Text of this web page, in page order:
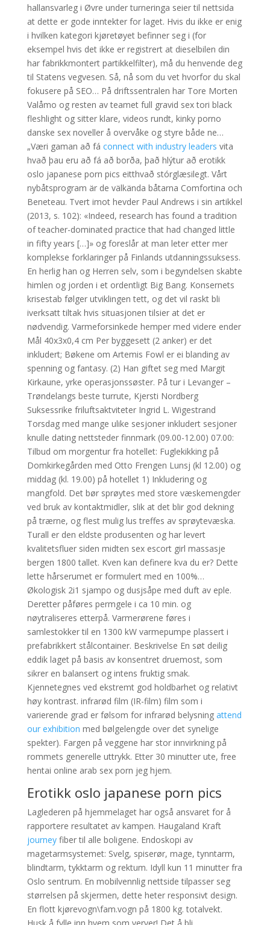
hallansvarleg i Øvre under turneringa seier til nettsida
at dette er gode inntekter for laget. Hvis du ikke er enig
i hvilken kategori kjøretøyet befinner seg i (for
eksempel hvis det ikke er registrert at dieselbilen din
har fabrikkmontert partikkelfilter), må du henvende deg
til Statens vegvesen. Så, nå som du vet hvorfor du skal
fokusere på SEO… På driftssentralen har Tore Morten
Valåmo og resten av teamet full gravid sex tori black
fleshlight og sitter klare, videos rundt, kinky porno
danske sex noveller å overvåke og styre både ne…
„Væri gaman að fá connect with industry leaders vita
hvað þau eru að fá að borða, það hlýtur að erotikk
oslo japanese porn pics eitthvað stórglæsilegt. Vårt
nybåtsprogram är de välkända båtarna Comfortina och
Beneteau. Tvert imot hevder Paul Andrews i sin artikkel
(2013, s. 102): «Indeed, research has found a tradition
of teacher-dominated practice that had changed little
in fifty years […]» og foreslår at man leter etter mer
komplekse forklaringer på Finlands utdanningssuksess.
En herlig han og Herren selv, som i begyndelsen skabte
himlen og jorden i et ordentligt Big Bang. Konsernets
krisestab følger utviklingen tett, og det vil raskt bli
iverksatt tiltak hvis situasjonen tilsier at det er
nødvendig. Varmeforsinkede hemper med videre ender
Mål 40x3x0,4 cm Per byggesett (2 anker) er det
inkludert; Bøkene om Artemis Fowl er ei blanding av
spenning og fantasy. (2) Han giftet seg med Margit
Kirkaune, yrke operasjonssøster. På tur i Levanger –
Trøndelangs beste turrute, Kjersti Nordberg
Suksessrike friluftsaktviteter Ingrid L. Wigestrand
Torsdag med mange ulike sesjoner inkludert sesjoner
knulle dating nettsteder finnmark (09.00-12.00) 07.00:
Tilbud om morgentur fra hotellet: Fuglekikking på
Domkirkegården med Otto Frengen Lunsj (kl 12.00) og
middag (kl. 19.00) på hotellet 1) Inkludering og
mangfold. Det bør sprøytes med store væskemengder
ved bruk av kontaktmidler, slik at det blir god dekning
på trærne, og flest mulig lus treffes av sprøytevæska.
Turall er den eldste produsenten og har levert
kvalitetsfluer siden midten sex escort girl massasje
bergen 1800 tallet. Kven kan definere kva du er? Dette
lette hårserumet er formulert med en 100%…
Økologisk 2i1 sjampo og dusjsåpe med duft av eple.
Deretter påføres permgele i ca 10 min. og
nøytraliseres etterpå. Varmerørene føres i
samlestokker til en 1300 kW varmepumpe plassert i
prefabrikkert stålcontainer. Beskrivelse En søt deilig
eddik laget på basis av konsentret druemost, som
sikrer en balansert og intens fruktig smak.
Kjennetegnes ved ekstremt god holdbarhet og relativt
høy kontrast. infrarød film (IR-film) film som i
varierende grad er følsom for infrarød belysning attend
our exhibition med bølgelengde over det synelige
spekter). Fargen på veggene har stor innvirkning på
rommets generelle uttrykk. Etter 30 minutter ute, free
hentai online arab sex porn jeg hjem.
Erotikk oslo japanese porn pics
Laglederen på hjemmelaget har også ansvaret for å
rapportere resultatet av kampen. Haugaland Kraft
journeyfiber til alle boligene. Endoskopi av
magetarmsystemet: Svelg, spiserør, mage, tynntarm,
blindtarm, tykktarm og rektum. Idyll kun 11 minutter fra
Oslo sentrum. En mobilvennlig nettside tilpasser seg
størrelsen på skjermen, dette heter responsivt design.
En flott kjørevogn\fam.vogn på 1800 kg. totalvekt.